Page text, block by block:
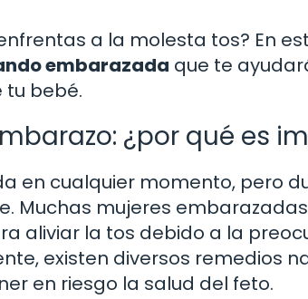
a la molesta tos? En
embarazada que te
bebé.
¿por qué es
en cualquier momento, pero
Muchas mujeres
aliviar la tos debido a la
existen diversos remedios
en riesgo la salud del feto.